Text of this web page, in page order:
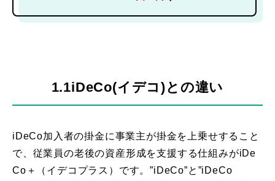
1.1iDeCo(イデコ)との違い
iDeCo加入者の掛金に事業主が掛金を上乗せすること
で、従業員の老後の資産形成を支援する仕組みがiDe
Co＋（イデコプラス）です。”iDeCo”と”iDeCo